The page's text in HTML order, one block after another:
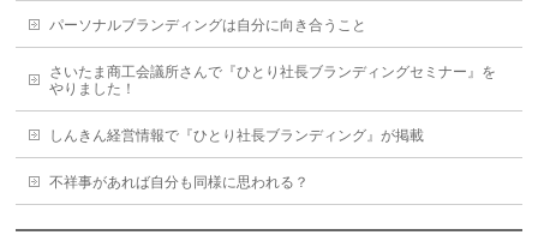
パーソナルブランディングは自分に向き合うこと
さいたま商工会議所さんで『ひとり社長ブランディングセミナー』を
やりました！
しんきん経営情報で『ひとり社長ブランディング』が掲載
不祥事があれば自分も同様に思われる？